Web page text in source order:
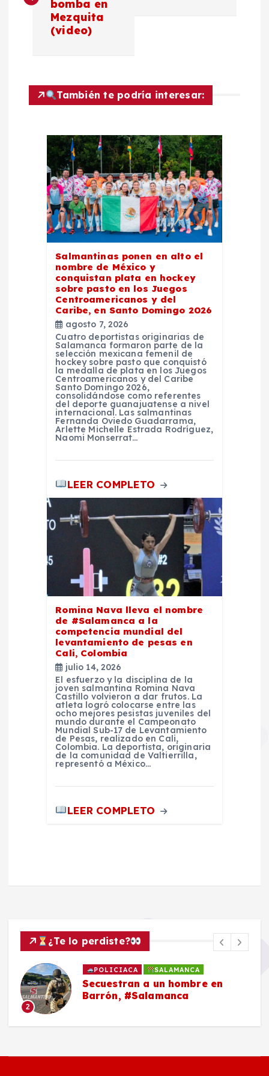
v
a
bomba en
Mezquita
(video)
También te podría interesar:
Salmantinas ponen en alto el
nombre de México y
conquistan plata en hockey
sobre pasto en los Juegos
Centroamericanos y del
Caribe, en Santo Domingo 2026
agosto 7, 2026
Cuatro deportistas originarias de
Salamanca formaron parte de la
selección mexicana femenil de
hockey sobre pasto que conquistó
la medalla de plata en los Juegos
Centroamericanos y del Caribe
Santo Domingo 2026,
consolidándose como referentes
del deporte guanajuatense a nivel
internacional. Las salmantinas
Fernanda Oviedo Guadarrama,
Arlette Michelle Estrada Rodríguez,
Naomi Monserrat…
LEER COMPLETO
Romina Nava lleva el nombre
de #Salamanca a la
competencia mundial del
levantamiento de pesas en
Cali, Colombia
julio 14, 2026
El esfuerzo y la disciplina de la
joven salmantina Romina Nava
Castillo volvieron a dar frutos. La
atleta logró colocarse entre las
ocho mejores pesistas juveniles del
mundo durante el Campeonato
Mundial Sub-17 de Levantamiento
de Pesas, realizado en Cali,
Colombia. La deportista, originaria
de la comunidad de Valtierrilla,
representó a México…
LEER COMPLETO
¿Te lo perdiste?
2
POLICIACA SALAMANCA
Secuestran a un hombre en
Barrón, #Salamanca